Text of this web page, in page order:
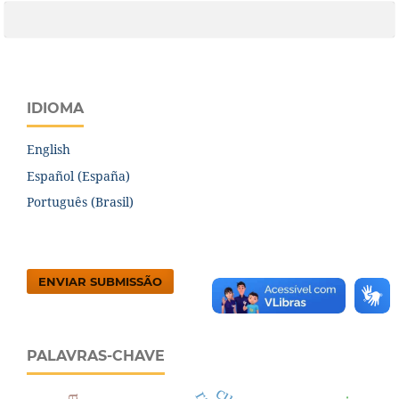
IDIOMA
English
Español (España)
Português (Brasil)
ENVIAR SUBMISSÃO
PALAVRAS-CHAVE